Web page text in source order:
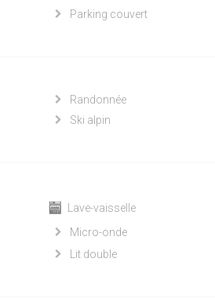
Parking couvert
Randonnée
Ski alpin
Lave-vaisselle
Micro-onde
Lit double